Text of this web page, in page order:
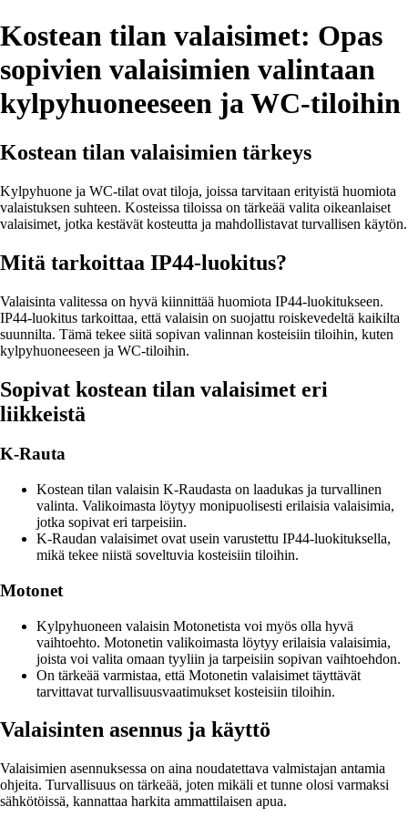
Kostean tilan valaisimet: Opas
sopivien valaisimien valintaan
kylpyhuoneeseen ja WC-tiloihin
Kostean tilan valaisimien tärkeys
Kylpyhuone ja WC-tilat ovat tiloja, joissa tarvitaan erityistä huomiota
valaistuksen suhteen. Kosteissa tiloissa on tärkeää valita oikeanlaiset
valaisimet, jotka kestävät kosteutta ja mahdollistavat turvallisen käytön.
Mitä tarkoittaa IP44-luokitus?
Valaisinta valitessa on hyvä kiinnittää huomiota IP44-luokitukseen.
IP44-luokitus tarkoittaa, että valaisin on suojattu roiskevedeltä kaikilta
suunnilta. Tämä tekee siitä sopivan valinnan kosteisiin tiloihin, kuten
kylpyhuoneeseen ja WC-tiloihin.
Sopivat kostean tilan valaisimet eri
liikkeistä
K-Rauta
Kostean tilan valaisin K-Raudasta on laadukas ja turvallinen
valinta. Valikoimasta löytyy monipuolisesti erilaisia valaisimia,
jotka sopivat eri tarpeisiin.
K-Raudan valaisimet ovat usein varustettu IP44-luokituksella,
mikä tekee niistä soveltuvia kosteisiin tiloihin.
Motonet
Kylpyhuoneen valaisin Motonetista voi myös olla hyvä
vaihtoehto. Motonetin valikoimasta löytyy erilaisia valaisimia,
joista voi valita omaan tyyliin ja tarpeisiin sopivan vaihtoehdon.
On tärkeää varmistaa, että Motonetin valaisimet täyttävät
tarvittavat turvallisuusvaatimukset kosteisiin tiloihin.
Valaisinten asennus ja käyttö
Valaisimien asennuksessa on aina noudatettava valmistajan antamia
ohjeita. Turvallisuus on tärkeää, joten mikäli et tunne olosi varmaksi
sähkötöissä, kannattaa harkita ammattilaisen apua.